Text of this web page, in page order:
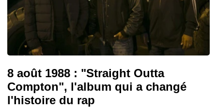
8 août 1988 : "Straight Outta
Compton", l'album qui a changé
l'histoire du rap